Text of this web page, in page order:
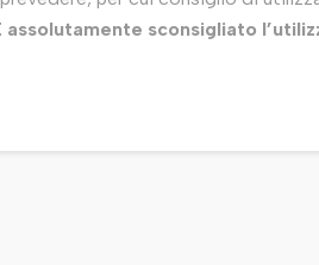
assolutamente sconsigliato